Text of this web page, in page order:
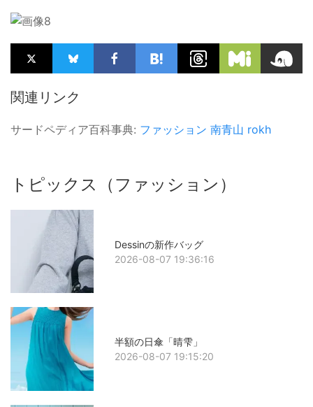
関連リンク
サードペディア百科事典: ファッション 南青山 rokh
トピックス（ファッション）
Dessinの新作バッグ
2026-08-07 19:36:16
半額の日傘「晴雫」
2026-08-07 19:15:20